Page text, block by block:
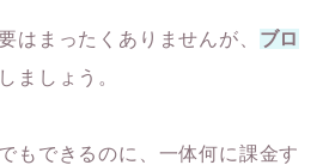
はまったくありませんが、 ブロ
しましょう。
もできるのに、一体何に課金す